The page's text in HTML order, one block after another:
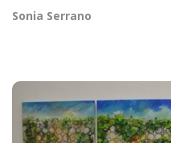
Sonia Serrano